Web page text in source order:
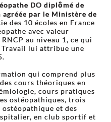
DO diplômé de
par le Ministère de
des 10 écoles en France
avec valeur
au niveau 1, ce qui
lui attribue une
qui comprend plus
cours théoriques en
cours pratiques
ostéopathiques, trois
et des
en club sportif et